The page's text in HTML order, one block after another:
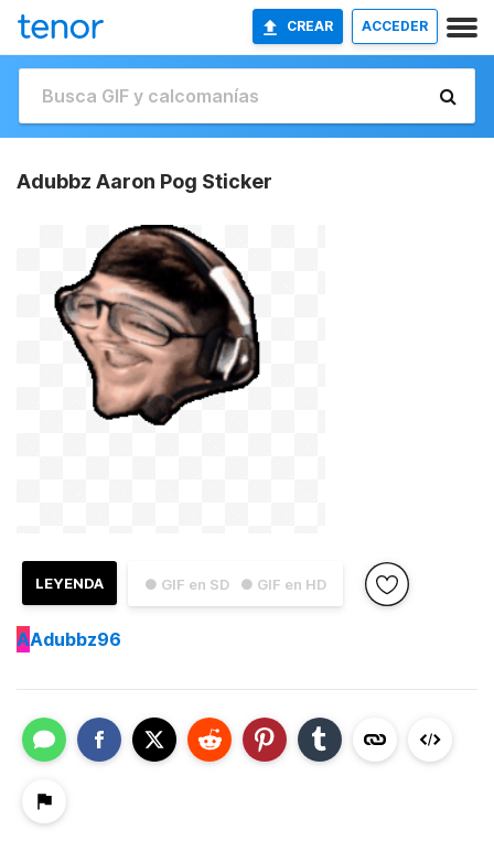
CREAR ACCEDER
Adubbz Aaron Pog Sticker
● GIF en SD ● GIF en HD
LEYENDA
AAdubbz96